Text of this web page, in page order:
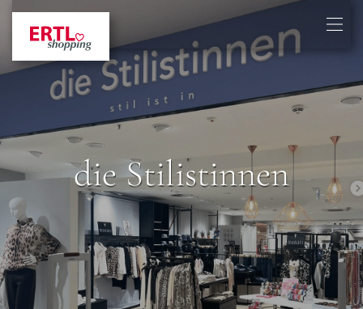
die Stilistinnen